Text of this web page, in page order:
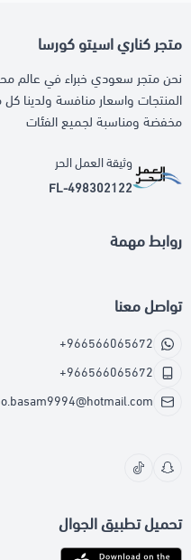
متجر كناري اسيتو كورسا
نحن متجر سعودي خبراء في عالم
المنتجات واسعار منافسة ولدينا
مخفضة ومناسبة لجميع الفئات
وثيقة العمل الحر
FL-498302122
روابط مهمة
تواصل معنا
+966566065672
+966566065672
تحميل تطبيق الجوال